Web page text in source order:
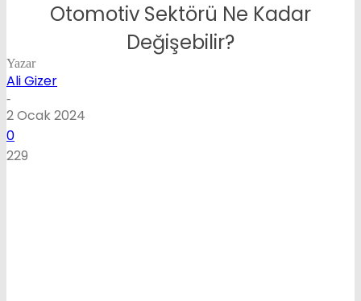
Otomotiv Sektörü Ne Kadar
Değişebilir?
Yazar
Ali Gizer
-
2 Ocak 2024
0
229